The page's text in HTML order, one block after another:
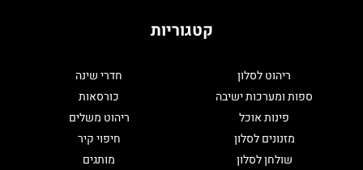
קטגוריות
ריהוט לסלון
ספות ומערכות ישיבה
פינות אוכל
מזנונים לסלון
שולחן לסלון
חדרי שינה
כורסאות
ריהוט משלים
חיפוי קיר
מותגים